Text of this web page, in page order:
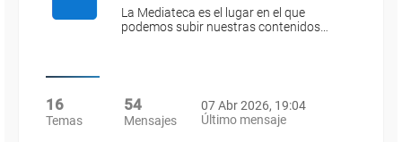
La Mediateca es el lugar en el que
podemos subir nuestras contenidos…
16
Temas
54
Mensajes
07 Abr 2026, 19:04
Último mensaje